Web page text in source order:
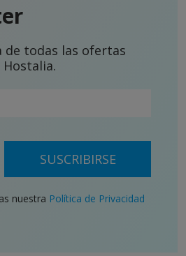
de todas las ofertas
Hostalia.
SUSCRIBIRSE
nuestra Política de Privacidad